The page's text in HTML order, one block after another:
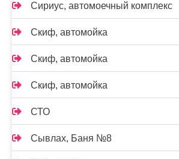
Сириус, автомоечный комплекс
Скиф, автомойка
Скиф, автомойка
Скиф, автомойка
СТО
Сывлах, Баня №8